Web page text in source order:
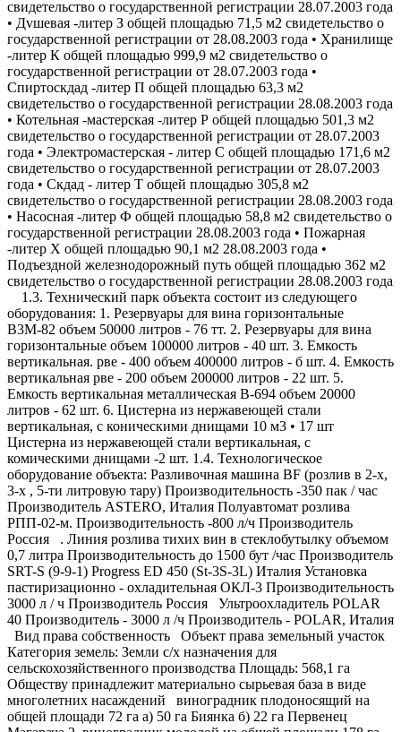
свидетельство о государственной регистрации 28.07.2003 года
• Дvшевая -литер З общей площадью 71,5 м2 свидетельство о
государственной регистрации от 28.08.2003 года • Хранилище
-литер К общей площадью 999,9 м2 свидетельство о
государственной регистрации от 28.07.2003 года •
Спиртоскдад -литер П общей площадью 63,3 м2
свидетельство о государственной регистрации 28.08.2003 года
• Котельная -мастерская -литер Р общей площадью 501,3 м2
свидетельство о государственной регистрации от 28.07.2003
года • Электромастерская - литер С общей площадью 171,6 м2
свидетельство о государственной регистрации от 28.07.2003
года • Скдад - литер Т общей площадью 305,8 м2
свидетельство о государственной регистрации 28.08.2003 года
• Насосная -литер Ф общей площадью 58,8 м2 свидетельство о
государственной регистрации 28.08.2003 года • Пожарная
-литер Х общей площадью 90,1 м2 28.08.2003 года •
Подъездной железнодорожный путь общей площадью 362 м2
свидетельство о государственной регистрации 28.08.2003 года
1.3. Технический парк объекта состоит из следующего
оборудования: 1. Резервуары для вина горизонтальные
В3М-82 объем 50000 литров - 76 тт. 2. Резервуары для вина
горизонтальные объем 100000 литров - 40 шт. 3. Емкость
вертикальная. рве - 400 объем 400000 литров - б шт. 4. Емкость
вертикальная рве - 200 объем 200000 литров - 22 шт. 5.
Емкость вертикальная металлическая В-694 объем 20000
литров - 62 шт. 6. Цистерна из нержавеющей стали
вертикальная, с коническими днищами 10 м3 • 17 шт
Цистерна из нержавеющей стали вертикальная, с
комическими днищами -2 шт. 1.4. Технологическое
оборудование объекта: Разливочная машина BF (розлив в 2-х,
3-х , 5-ти литровую тару) Производительность -350 пак / час
Производитель ASTERO, Италия Полуавтомат розлива
РПП-02-м. Производительность -800 л/ч Производитель
Россия . Линия розлива тихих вин в стеклобутылку объемом
0,7 литра Производительность до 1500 бут /час Производитель
SRT-S (9-9-1) Progress ED 450 (St-3S-3L) Италия Установка
пастиризационно - охладительная ОКЛ-3 Производительность
3000 л / ч Производитель Россия Ультроохладитель POLAR
40 Производитель - 3000 л /ч Производитель - РОLАR, Италия
Вид права собственность Объект права земельный участок
Категория земель: Земли с/х назначения для
сельскохозяйственного производства Площадь: 568,1 га
Обществу принадлежит материально сырьевая база в виде
многолетних насаждений виноградник плодоносящий на
общей площади 72 га а) 50 га Биянка б) 22 га Первенец